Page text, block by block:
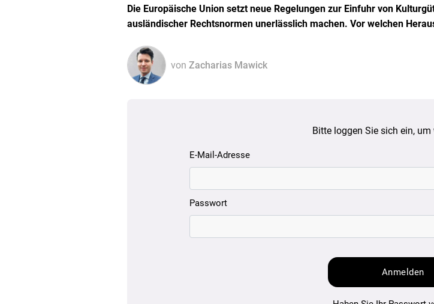
Die Europäische Union setzt neue Regelungen zur Einfuhr von
ausländischer Rechtsnormen unerlässlich machen. Vor welchen
von Zacharias Mawick
Bitte loggen Sie sich ein, um
E-Mail-Adresse
Passwort